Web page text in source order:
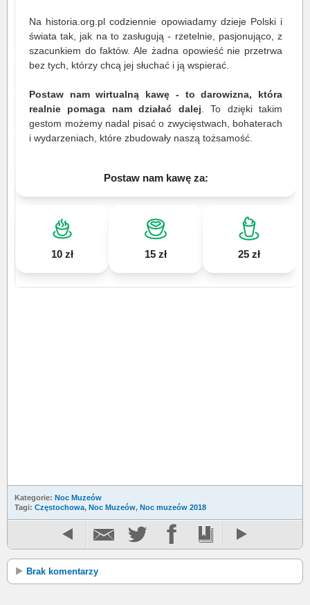
Na historia.org.pl codziennie opowiadamy dzieje Polski i
świata tak, jak na to zasługują - rzetelnie, pasjonująco, z
szacunkiem do faktów. Ale żadna opowieść nie przetrwa
bez tych, którzy chcą jej słuchać i ją wspierać.
Postaw nam wirtualną kawę - to darowizna, która
realnie pomaga nam działać dalej . To dzięki takim
gestom możemy nadal pisać o zwycięstwach, bohaterach
i wydarzeniach, które zbudowały naszą tożsamość.
Postaw nam kawę za:
10 zł 15 zł 25 zł
Kategorie: Noc Muzeów
Tagi: Częstochowa, Noc Muzeów, Noc muzeów 2018
Brak komentarzy